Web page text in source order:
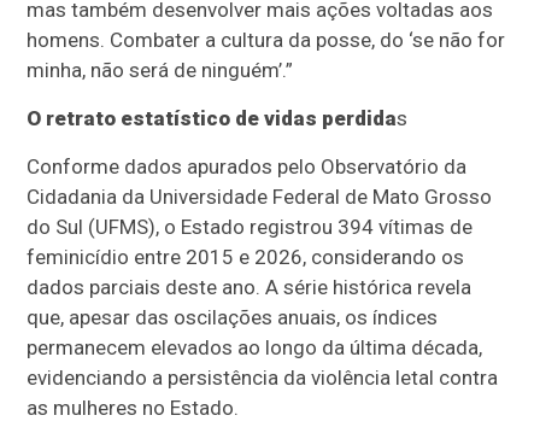
mas também desenvolver mais ações voltadas aos
homens. Combater a cultura da posse, do ‘se não for
minha, não será de ninguém’.”
O retrato estatístico de vidas perdidas
Conforme dados apurados pelo Observatório da
Cidadania da Universidade Federal de Mato Grosso
do Sul (UFMS), o Estado registrou 394 vítimas de
feminicídio entre 2015 e 2026, considerando os
dados parciais deste ano. A série histórica revela
que, apesar das oscilações anuais, os índices
permanecem elevados ao longo da última década,
evidenciando a persistência da violência letal contra
as mulheres no Estado.